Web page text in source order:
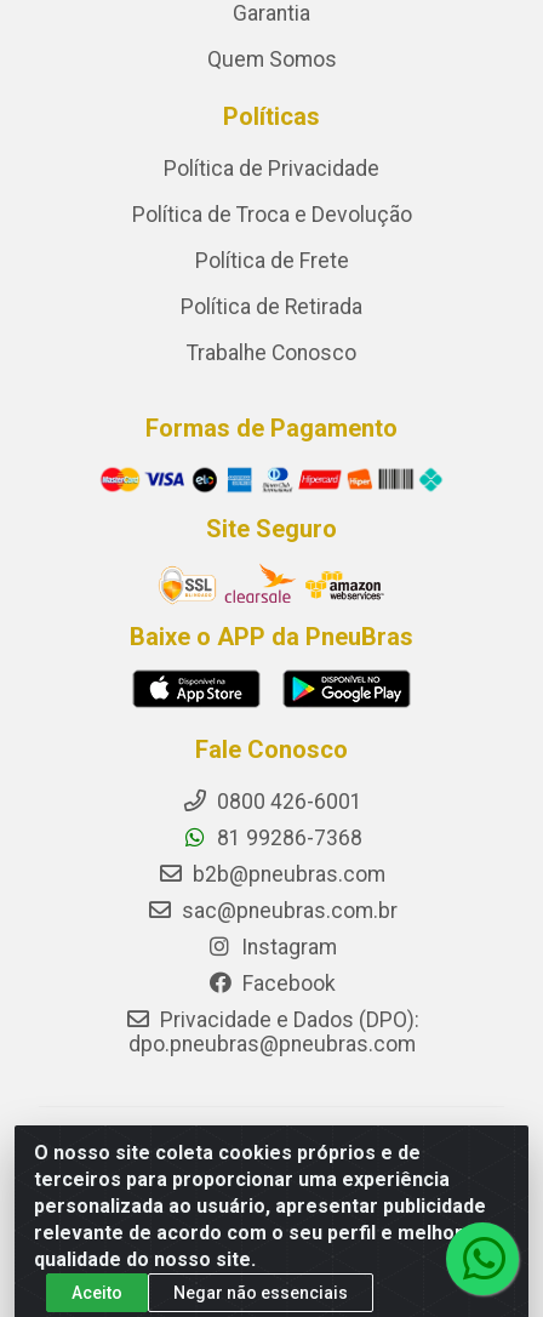
O nosso site coleta cookies próprios e de
terceiros para proporcionar uma experiência
personalizada ao usuário, apresentar publicidade
relevante de acordo com o seu perfil e melhorar a
qualidade do nosso site.
Aceito Negar não essenciais
Garantia
Quem Somos
Políticas
Política de Privacidade
Política de Troca e Devolução
Política de Frete
Política de Retirada
Trabalhe Conosco
Formas de Pagamento
Site Seguro
Baixe o APP da PneuBras
Fale Conosco
0800 426-6001
81 99286-7368
b2b@pneubras.com
sac@pneubras.com.br
Instagram
Facebook
Privacidade e Dados (DPO):
dpo.pneubras@pneubras.com
PneuBras - Rodovia BR-101, KM 82 - Prazeres,
Jaboatão dos Guararapes/PE - CEP 54.335-000 - CNPJ
08.678.386/0001-05 - Pneubras Comércio de Pneus
Ltda